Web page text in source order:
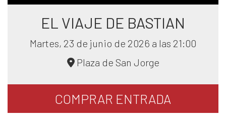
EL VIAJE DE BASTIAN
Martes, 23 de junio de 2026 a las 21:00
Plaza de San Jorge
COMPRAR ENTRADA